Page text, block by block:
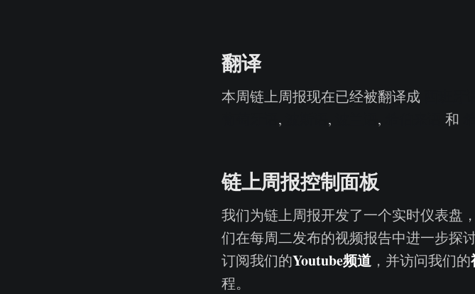
翻译
本周链上周报现在已经被翻译成
, , , 和
链上周报控制面板
我们为链上周报开发了一个实时仪表盘
们在每周二发布的视频报告中进一步探
订阅我们的Youtube频道 ，并访问我们的
程。